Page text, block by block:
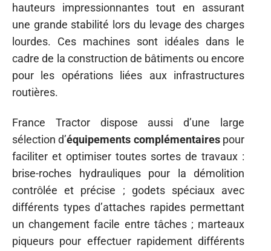
hauteurs impressionnantes tout en assurant
une grande stabilité lors du levage des charges
lourdes. Ces machines sont idéales dans le
cadre de la construction de bâtiments ou encore
pour les opérations liées aux infrastructures
routières.
France Tractor dispose aussi d’une large
sélection d’équipements complémentairespour
faciliter et optimiser toutes sortes de travaux :
brise-roches hydrauliques pour la démolition
contrôlée et précise ; godets spéciaux avec
différents types d’attaches rapides permettant
un changement facile entre tâches ; marteaux
piqueurs pour effectuer rapidement différents